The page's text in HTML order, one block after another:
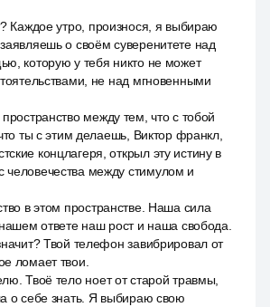
Каждое утро, произнося, я выбираю
о своём суверенитете над
которую у тебя никто не может
не над мгновенными
между тем, что с тобой
ты с этим делаешь, Виктор франкл,
концлагеря, открыл эту истину в
между стимулом и
в этом пространстве. Наша сила
ответе наш рост и наша свобода.
Твой телефон завибрировал от
ломает твои.
Твоё тело ноет от старой травмы,
о себе знать. Я выбираю свою